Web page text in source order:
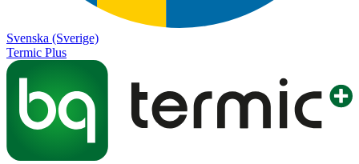
Svenska (Sverige)
Termic Plus